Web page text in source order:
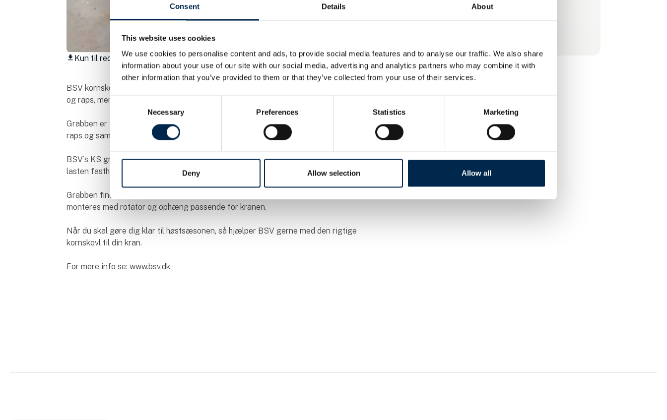
Consent Details About
This website uses cookies
We use cookies to personalise content and ads, to provide social media features and to analyse our traffic. We also share
information about your use of our site with our social media, advertising and analytics partners who may combine it with
other information that you’ve provided to them or that they’ve collected from your use of their services.
Consent
Necessary Preferences Statistics Marketing
Deny Allow selection Allow all
download Kun til redaktionelt brug
BSV kornskovl er fremstillet i høj kvalitet og er designet til at anvendes primært til korn
og raps, men også til håndtering af eksempelvis, flydelag, træflis m.m.
Grabben er forsynet med særlige skær, så den holder tæt ved håndtering af korn og
raps og samtidigt ikke ødelægger presennings-underlag.
BSV´s KS grabber er forsynet med indbygget kontraventil internt i cylinderen, der gør at
lasten fastholdes selv ved et slangebrud på kranen.
Grabben findes i forskellige størrelser, som er 1.000, 1.500 eller 2.000 liter. Grabben kan
monteres med rotator og ophæng passende for kranen.
Når du skal gøre dig klar til høstsæsonen, så hjælper BSV gerne med den rigtige
kornskovl til din kran.
For mere info se: www.bsv.dk
og derfor er vores produkter 100% Made in